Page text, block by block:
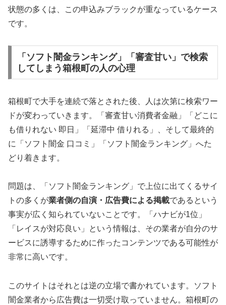
状態の多くは、この申込みブラックが重なっているケース
です。
「ソフト闇金ランキング」「審査甘い」で検索
してしまう箱根町の人の心理
箱根町で大手を連続で落とされた後、人は次第に検索ワー
ドが変わっていきます。「審査甘い消費者金融」「どこに
も借りれない 即日」「延滞中 借りれる」、そして最終的
に「ソフト闇金 口コミ」「ソフト闇金ランキング」へた
どり着きます。
問題は、「ソフト闇金ランキング」で上位に出てくるサイ
トの多くが業者側の自演・広告費による掲載であるという
事実が広く知られていないことです。「ハナビが1位」
「レイスが対応良い」という情報は、その業者が自分のサ
ービスに誘導するために作ったコンテンツである可能性が
非常に高いです。
このサイトはそれとは逆の立場で書かれています。ソフト
闇金業者から広告費は一切受け取っていません。箱根町の